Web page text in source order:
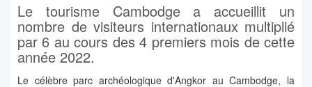
Le tourisme Cambodge a accueillit un
nombre de visiteurs internationaux multiplié
par 6 au cours des 4 premiers mois de cette
année 2022.
Le célèbre parc archéologique d'Angkor au Cambodge, la